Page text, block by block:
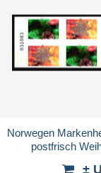
Norwegen
postfrisch
±